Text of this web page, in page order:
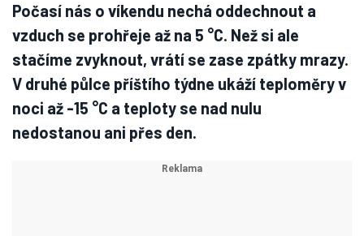
Počasí nás o víkendu nechá oddechnout a
vzduch se prohřeje až na 5 °C. Než si ale
stačíme zvyknout, vrátí se zase zpátky mrazy.
V druhé půlce příštího týdne ukáží teploměry v
noci až -15 °C a teploty se nad nulu
nedostanou ani přes den.